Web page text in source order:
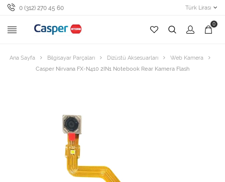
0 (312) 270 45 60 Türk Lirası
0
Ana Sayfa Bilgisayar Parçaları Dizüstü Aksesuarları
Web Kamera
Casper Nirvana FX-N410 2IN1 Notebook Rear Kamera Flash